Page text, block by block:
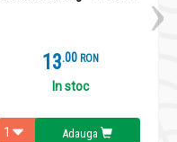
13.0 RON
In stoc
Adauga